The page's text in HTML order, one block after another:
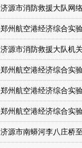
济源市消防救援大队网
郑州航空港经济综合实
济源市消防救援大队机
郑州航空港经济综合实
郑州航空港经济综合实
郑州航空港经济综合实
济源市南蟒河李八庄桥